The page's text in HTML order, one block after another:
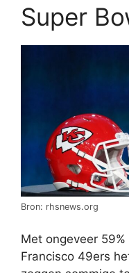
Super
Bron: rhsnews.org
Met ongeveer
Francisco 49ers